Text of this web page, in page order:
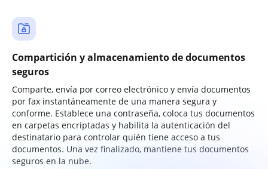
Compartición y almacenamiento de documentos
seguros
Comparte, envía por correo electrónico y envía documentos
por fax instantáneamente de una manera segura y
conforme. Establece una contraseña, coloca tus documentos
en carpetas encriptadas y habilita la autenticación del
destinatario para controlar quién tiene acceso a tus
documentos. Una vez finalizado, mantiene tus documentos
seguros en la nube.